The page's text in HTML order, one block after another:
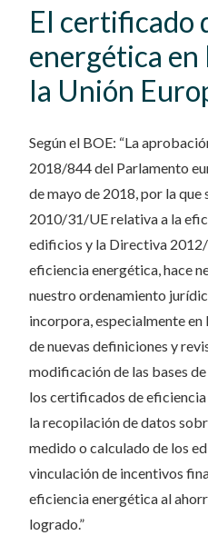
El certificado
energética en
la Unión
Según el BOE: “La
2018/844 del Parlamento
de mayo de 2018, por la
2010/31/UE relativa a la
edificios y la Directiva
eficiencia energética, hace
nuestro ordenamiento
incorpora, especialmente
de nuevas definiciones y
modificación de las bases
los certificados de
la recopilación de datos
medido o calculado de los
vinculación de incentivos
eficiencia energética al
logrado.”